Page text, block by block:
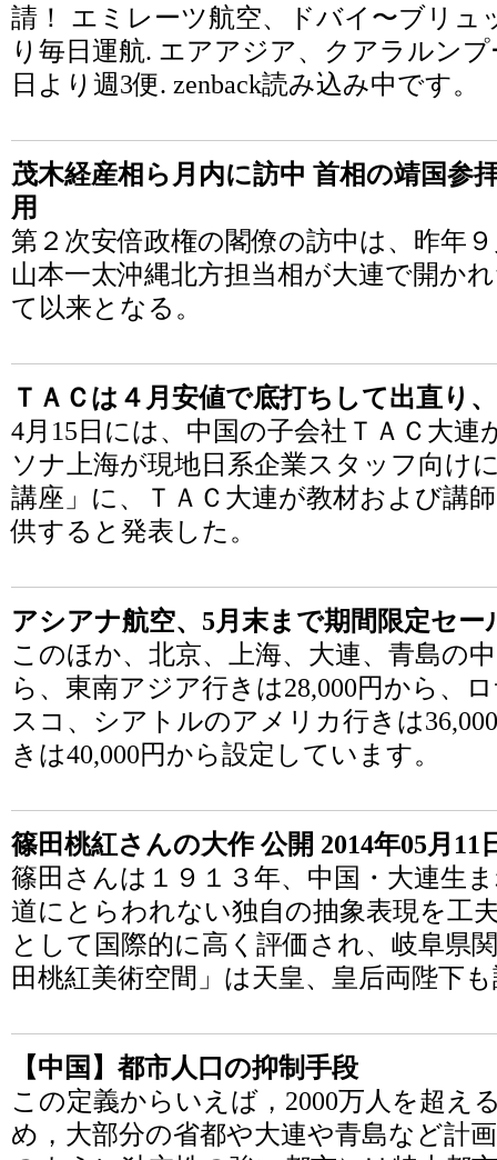
請！ エミレーツ航空、ドバイ〜ブリュ
り毎日運航. エアアジア、クアラルン
日より週3便. zenback読み込み中です。
茂木経産相ら月内に訪中 首相の靖国参
用
第２次安倍政権の閣僚の訪中は、昨年
山本一太沖縄北方担当相が大連で開か
て以来となる。
ＴＡＣは４月安値で底打ちして出直り
4月15日には、中国の子会社ＴＡＣ大
ソナ上海が現地日系企業スタッフ向け
講座」に、ＴＡＣ大連が教材および講
供すると発表した。
アシアナ航空、5月末まで期間限定セー
このほか、北京、上海、大連、青島の
ら、東南アジア行きは28,000円から、
スコ、シアトルのアメリカ行きは
きは40,000円から設定しています。
篠田桃紅さんの大作 公開 2014年05月11
篠田さんは１９１３年、中国・大連生
道にとらわれない独自の抽象表現を工
として国際的に高く評価され、岐阜県
田桃紅美術空間」は天皇、皇后両陛下
【中国】都市人口の抑制手段
この定義からいえば，2000万人を超え
め，大部分の省都や大連や青島など計